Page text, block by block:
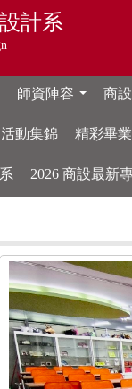
計系
師資陣容 商
活動集錦 精彩畢
2026 商設最新